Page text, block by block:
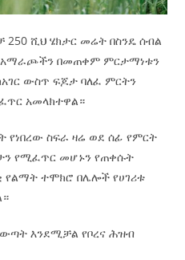
250 ሺህ ሄክታር መሬት በስንዴ ሰብል
አማራጮችን በመጠቀም ምርታማነቱን
ውስጥ ፍጆታ ባለፈ ምርትን
አመላክተዋል።
የነበረው ስፍራ ዛሬ ወደ ሰፊ የምርት
የሚፈጥር መሆኑን የጠቀሱት
የልማት ተሞክሮ በሌሎች የሀገሪቱ
እንደሚቻል የቦረና ሕዝብ